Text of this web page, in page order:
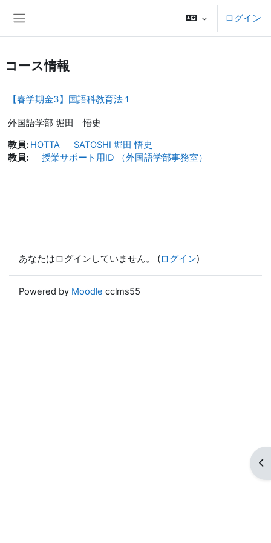
ログイン
ブ
コース情報
【春学期金3】国語科教育法１
外国語学部 堀田 悟史
教員: HOTTA SATOSHI 堀田 悟史
教員:
授業サポート用ID （外国語学部事務室）
あなたはログインしていません。 (ログイン)
Powered by Moodle cclms55